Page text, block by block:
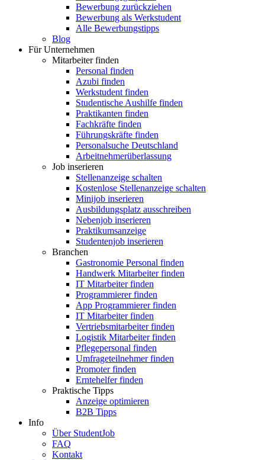
Bewerbung zurückziehen
Bewerbung als Werkstudent
Alle Bewerbungstipps
Blog
Für Unternehmen
Mitarbeiter finden
Personal finden
Azubi finden
Werkstudent finden
Studentische Aushilfe finden
Praktikanten finden
Fachkräfte finden
Führungskräfte finden
Personalsuche Deutschland
Arbeitnehmerüberlassung
Job inserieren
Stellenanzeige schalten
Kostenlose Stellenanzeige schalten
Minijob inserieren
Ausbildungsplatz ausschreiben
Nebenjob inserieren
Praktikumsanzeige
Studentenjob inserieren
Branchen
Gastronomie Personal finden
Handwerk Mitarbeiter finden
IT Mitarbeiter finden
Programmierer finden
App Programmierer finden
IT Mitarbeiter finden
Vertriebsmitarbeiter finden
Logistik Mitarbeiter finden
Pflegepersonal finden
Umfrageteilnehmer finden
Promoter finden
Erntehelfer finden
Praktische Tipps
Anzeige optimieren
B2B Tipps
Info
Über StudentJob
FAQ
Kontakt